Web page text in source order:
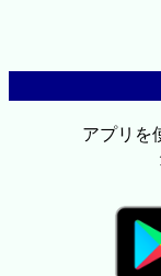
アプリを